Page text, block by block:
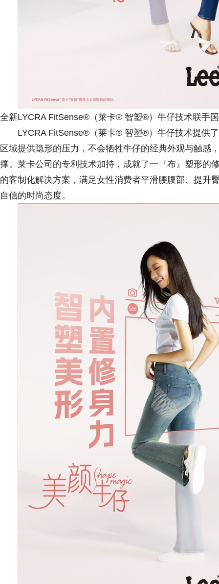
全新LYCRA FitSense®（莱卡® 智塑®）牛仔技术联手
LYCRA FitSense®（莱卡® 智塑®）牛仔技术提供
区域提供隐形的压力，不会牺牲牛仔的经典外观与触感
撑。莱卡公司的专利技术加持，成就了一『布』塑形的
的客制化解决方案，满足女性消费者平滑腰腹部、提升
自信的时尚态度。